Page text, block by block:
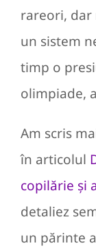
rareori, dar
un sistem
timp o
olimpiade,
Am scris
în articolul
copilărie și
detaliez
un părinte